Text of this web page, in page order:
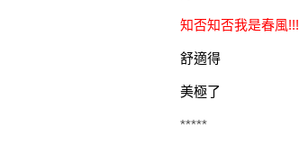
知否知否我是春風!!!
舒適得
美極了
*****